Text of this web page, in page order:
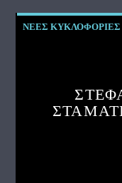
ΝΕΕΣ ΚΥΚΛΟΦΟΡΙΕΣ